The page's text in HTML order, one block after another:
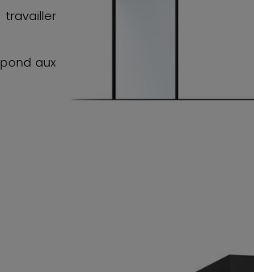
travailler
aux